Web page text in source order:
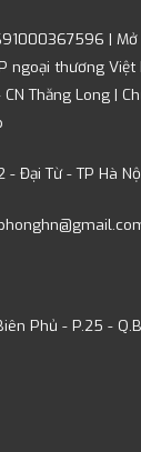
| Mở
ngoại thương Việt
Thăng Long |
- Đại Từ - TP Hà
Phủ - P.25 -